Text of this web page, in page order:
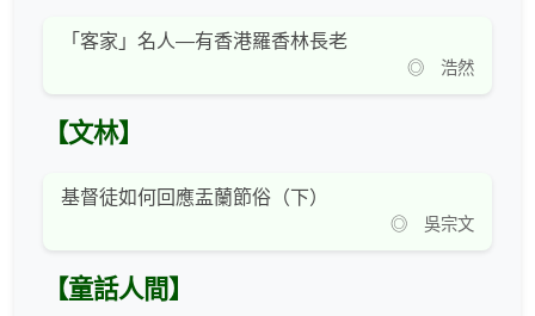
「客家」名人—有香港羅香林長老
◎ 浩然
【文林】
基督徒如何回應盂蘭節俗（下）
◎ 吳宗文
【童話人間】